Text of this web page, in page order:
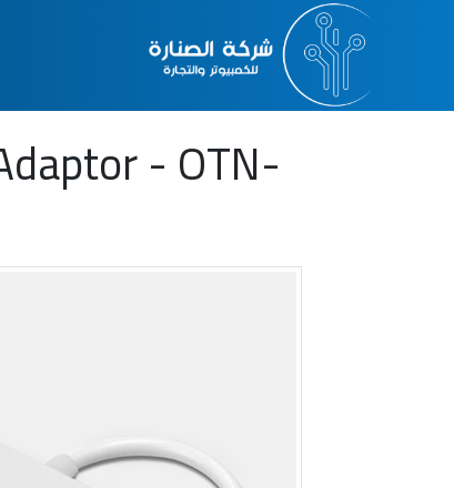
- OTN-